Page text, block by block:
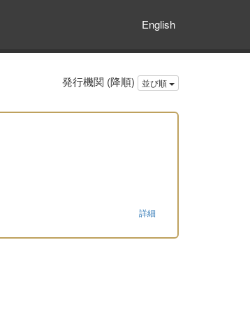
English
発行機関 (降順) 並び順
詳細